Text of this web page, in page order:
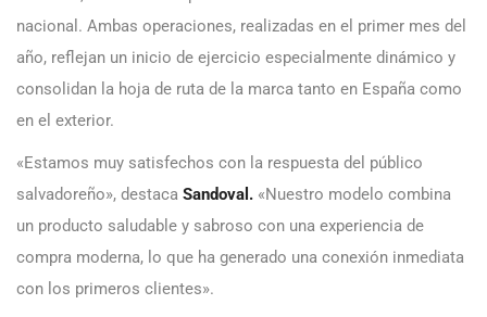
nacional. Ambas operaciones, realizadas en el primer mes del
año, reflejan un inicio de ejercicio especialmente dinámico y
consolidan la hoja de ruta de la marca tanto en España como
en el exterior.
«Estamos muy satisfechos con la respuesta del público
salvadoreño», destaca Sandoval. «Nuestro modelo combina
un producto saludable y sabroso con una experiencia de
compra moderna, lo que ha generado una conexión inmediata
con los primeros clientes».